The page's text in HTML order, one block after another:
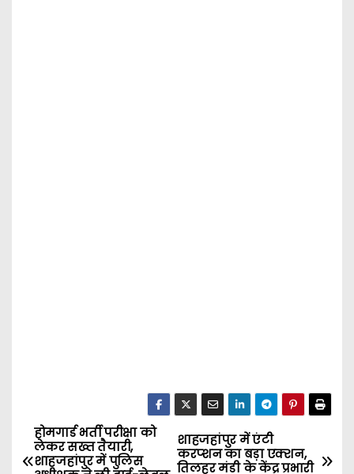
P
शाहजहांपुर में एंटी
करप्शन का बड़ा एक्शन,
तिलहर मंडी के केंद्र प्रभारी
होमगार्ड भर्ती परीक्षा को
लेकर सख्त तैयारी,
शाहजहांपुर में पुलिस